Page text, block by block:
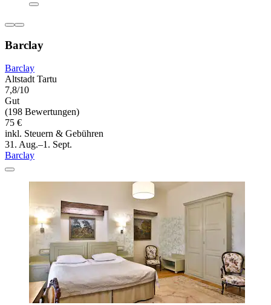
Barclay
Barclay
Altstadt Tartu
7,8/10
Gut
(198 Bewertungen)
75 €
inkl. Steuern & Gebühren
31. Aug.–1. Sept.
Barclay